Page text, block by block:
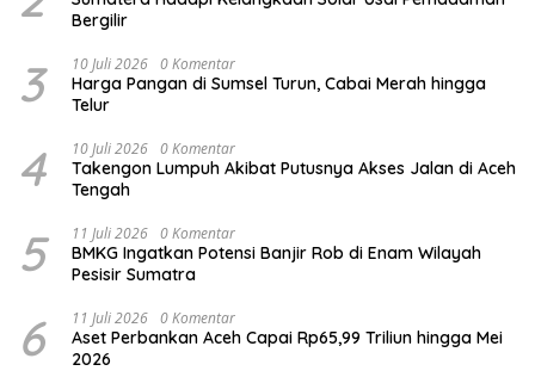
Bergilir
3 10 Juli 2026 0 Komentar
Harga Pangan di Sumsel Turun, Cabai Merah hingga
Telur
4 10 Juli 2026 0 Komentar
Takengon Lumpuh Akibat Putusnya Akses Jalan di Aceh
Tengah
5 11 Juli 2026 0 Komentar
BMKG Ingatkan Potensi Banjir Rob di Enam Wilayah
Pesisir Sumatra
6 11 Juli 2026 0 Komentar
Aset Perbankan Aceh Capai Rp65,99 Triliun hingga Mei
2026